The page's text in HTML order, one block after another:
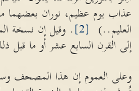
عذاب يوم عظيم، نوران بعضهما
العليم..) [2]
. وقيل إن نسخة
إلى القرن السابع عشر أو ما قبل
وعلى العموم إن هذا المصحف